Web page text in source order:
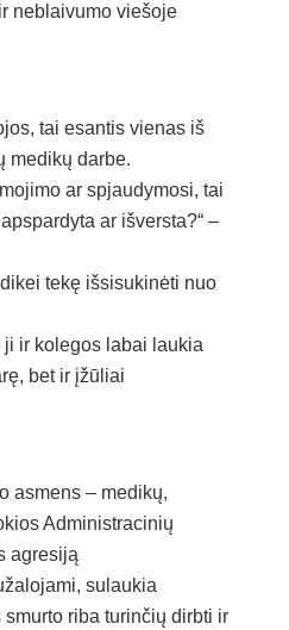
neblaivumo viešoje
tai esantis vienas iš
medikų darbe.
ar spjaudymosi, tai
ar išversta?“ –
tekę išsisukinėti nuo
ir kolegos labai laukia
bet ir įžūliai
asmens – medikų,
Administracinių
agresiją
sulaukia
riba turinčių dirbti ir